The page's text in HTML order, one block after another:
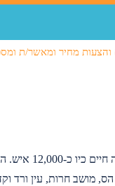
והצעות מחיר ומאשר/ת
תל מונד שבלב
מושב חרות, עין ורד